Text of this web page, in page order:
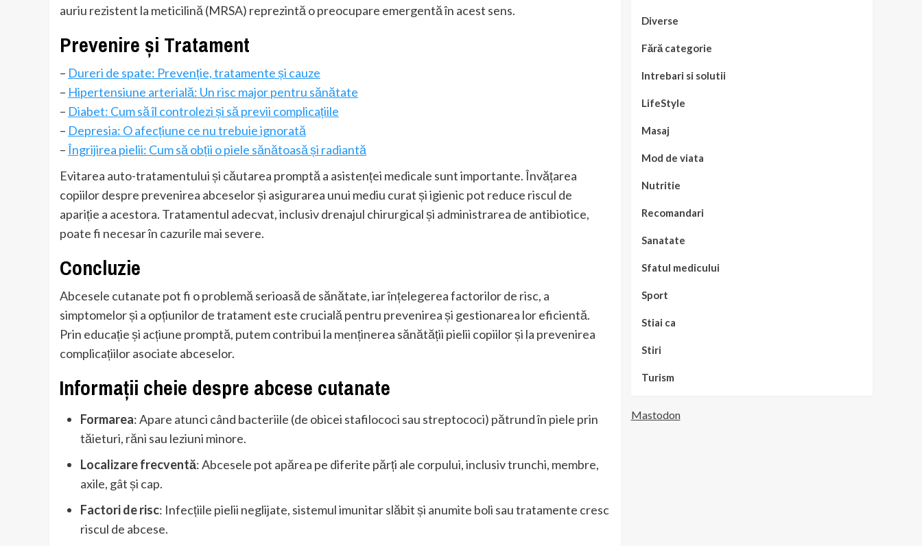
auriu rezistent la meticilină (MRSA) reprezintă o preocupare emergentă în acest sens.
Prevenire și Tratament
– Dureri de spate: Prevenție, tratamente și cauze
– Hipertensiune arterială: Un risc major pentru sănătate
– Diabet: Cum să îl controlezi și să previi complicațiile
– Depresia: O afecțiune ce nu trebuie ignorată
–Îngrijirea pielii: Cum să obții o piele sănătoasă și radiantă
Evitarea auto-tratamentului și căutarea promptă a asistenței medicale sunt importante. Învățarea
copiilor despre prevenirea abceselor și asigurarea unui mediu curat și igienic pot reduce riscul de
apariție a acestora. Tratamentul adecvat, inclusiv drenajul chirurgical și administrarea de antibiotice,
poate fi necesar în cazurile mai severe.
Concluzie
Abcesele cutanate pot fi o problemă serioasă de sănătate, iar înțelegerea factorilor de risc, a
simptomelor și a opțiunilor de tratament este crucială pentru prevenirea și gestionarea lor eficientă.
Prin educație și acțiune promptă, putem contribui la menținerea sănătății pielii copiilor și la prevenirea
complicațiilor asociate abceselor.
Informații cheie despre abcese cutanate
Formarea: Apare atunci când bacteriile (de obicei stafilococi sau streptococi) pătrund în piele prin
tăieturi, răni sau leziuni minore.
Localizare frecventă: Abcesele pot apărea pe diferite părți ale corpului, inclusiv trunchi, membre,
axile, gât și cap.
Factori de risc: Infecțiile pielii neglijate, sistemul imunitar slăbit și anumite boli sau tratamente cresc
riscul de abcese.
Diverse
Fără categorie
Intrebari si solutii
LifeStyle
Masaj
Mod de viata
Nutritie
Recomandari
Sanatate
Sfatul medicului
Sport
Stiai ca
Stiri
Turism
Mastodon